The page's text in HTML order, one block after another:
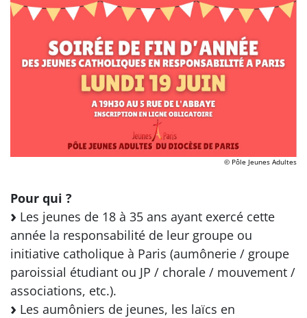
© Pôle Jeunes Adultes
Pour qui ?
Les jeunes de 18 à 35 ans ayant exercé cette
année la responsabilité de leur groupe ou
initiative catholique à Paris (aumônerie / groupe
paroissial étudiant ou JP / chorale / mouvement /
associations, etc.).
Les aumôniers de jeunes, les laïcs en